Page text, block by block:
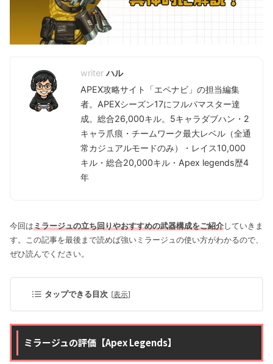
ハル
APEX攻略サイト「エペナビ」の担当編集
者。APEXシーズン17にフルパマスター達
成。総合26,000キル。5キャラダブハン・2
キャラ爪痕・チームワーク最大レベル（全通
常カジュアルモードのみ）・レイス10,000
キル・総合20,000キル・Apex legends歴4
年
今回はミラージュの立ち回りやおすすめの武器構成をご紹介していきま
す。この記事を最後まで読めば強いミラージュの使い方がわかるので、
ぜひ読んでください。
タップできる目次 [表示]
ミラージュの評価【Apex Legends】